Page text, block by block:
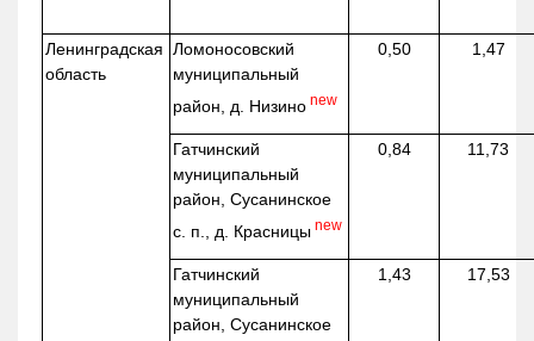
Ленинградская
область
Ломоносовский
муниципальный
район, д. Низино new
0,50 1,47
Гатчинский
муниципальный
район, Сусанинское
с. п., д. Красницы new
0,84 11,73
Гатчинский
муниципальный
район, Сусанинское
1,43 17,53